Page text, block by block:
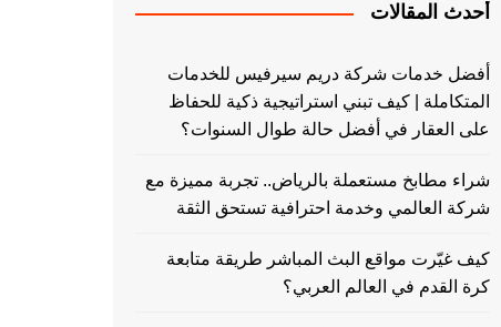
أحدث المقالات
أفضل خدمات شركة دريم سيرفيس للخدمات
المتكاملة | كيف تبني استراتيجية ذكية للحفاظ
على العقار في أفضل حالة طوال السنوات؟
شراء مطابخ مستعملة بالرياض.. تجربة مميزة مع
شركة العالمي وخدمة احترافية تستحق الثقة
كيف غيّرت مواقع البث المباشر طريقة متابعة
كرة القدم في العالم العربي؟